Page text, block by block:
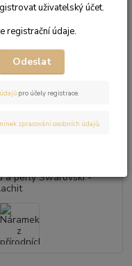
kamenů a perly
kamenů a
a
uživatelský účet.
registrační údaje.
Odeslat
pro účely registrace.
zpracování osobních údajů